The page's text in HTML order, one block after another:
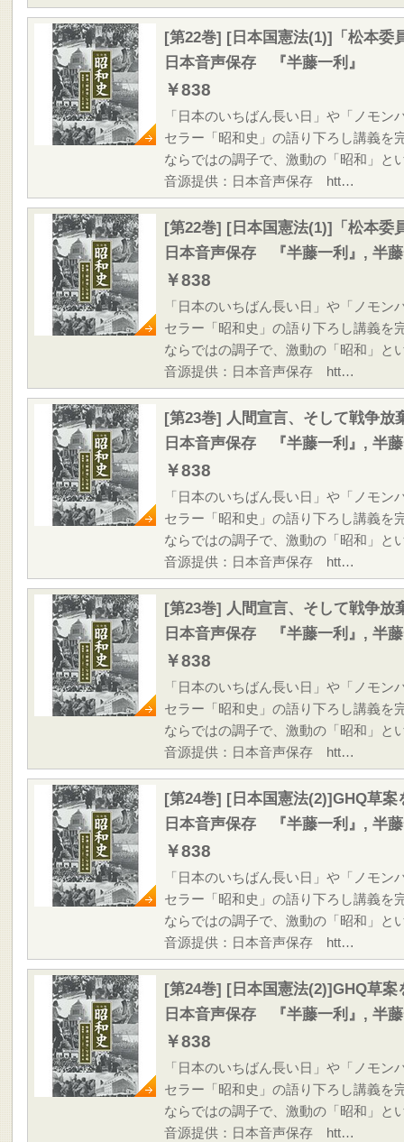
[第22巻] [日本国憲法(1)]「松本委
日本音声保存 『半藤一利』
￥838
「日本のいちばん長い日」や「ノモ
セラー「昭和史」の語り下ろし講義を
ならではの調子で、激動の「昭和」
音源提供：日本音声保存 htt…
[第22巻] [日本国憲法(1)]「松本委
日本音声保存 『半藤一利』, 半
￥838
「日本のいちばん長い日」や「ノモ
セラー「昭和史」の語り下ろし講義を
ならではの調子で、激動の「昭和」
音源提供：日本音声保存 htt…
[第23巻] 人間宣言、そして戦争放
日本音声保存 『半藤一利』, 半
￥838
「日本のいちばん長い日」や「ノモ
セラー「昭和史」の語り下ろし講義を
ならではの調子で、激動の「昭和」
音源提供：日本音声保存 htt…
[第23巻] 人間宣言、そして戦争放
日本音声保存 『半藤一利』, 半
￥838
「日本のいちばん長い日」や「ノモ
セラー「昭和史」の語り下ろし講義を
ならではの調子で、激動の「昭和」
音源提供：日本音声保存 htt…
[第24巻] [日本国憲法(2)]GHQ草案
日本音声保存 『半藤一利』, 半
￥838
「日本のいちばん長い日」や「ノモ
セラー「昭和史」の語り下ろし講義を
ならではの調子で、激動の「昭和」
音源提供：日本音声保存 htt…
[第24巻] [日本国憲法(2)]GHQ草案
日本音声保存 『半藤一利』, 半
￥838
「日本のいちばん長い日」や「ノモ
セラー「昭和史」の語り下ろし講義を
ならではの調子で、激動の「昭和」
音源提供：日本音声保存 htt…